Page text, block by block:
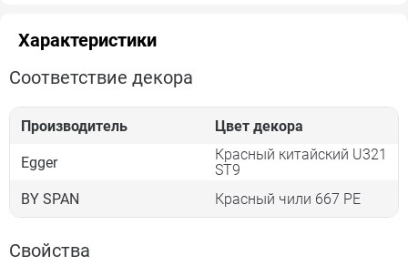
Характеристики
Соответствие декора
Производитель Цвет декора
Egger
Красный китайский U321
ST9
BY SPAN
Красный чили 667 PE
Свойства